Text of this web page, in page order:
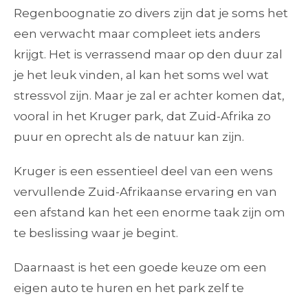
Regenboognatie zo divers zijn dat je soms het
een verwacht maar compleet iets anders
krijgt. Het is verrassend maar op den duur zal
je het leuk vinden, al kan het soms wel wat
stressvol zijn. Maar je zal er achter komen dat,
vooral in het Kruger park, dat Zuid-Afrika zo
puur en oprecht als de natuur kan zijn.
Kruger is een essentieel deel van een wens
vervullende Zuid-Afrikaanse ervaring en van
een afstand kan het een enorme taak zijn om
te beslissing waar je begint.
Daarnaast is het een goede keuze om een
eigen auto te huren en het park zelf te